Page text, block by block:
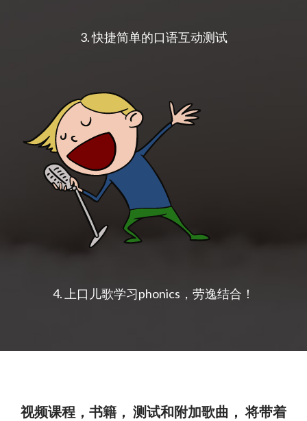
3.快捷简单的口语互动测试
4. 上口儿歌学习phonics，劳逸结合！
视频课程，书籍， 测试和附加歌曲， 将带着